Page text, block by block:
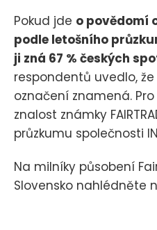
Pokud jde o povědomí
podle letošního
ji zná 67 % českých
respondentů uvedlo,
označení znamená. Pro
znalost známky
průzkumu společnosti
Na milníky působení
Slovensko nahlédněte